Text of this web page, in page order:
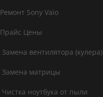
Ремонт Sony Vaio
Прайс Цены
Замена вентилятора (кулера)
Замена матрицы
Чистка ноутбука от пыли